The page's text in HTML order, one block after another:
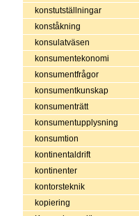
konstutställningar
konståkning
konsulatväsen
konsumentekonomi
konsumentfrågor
konsumentkunskap
konsumenträtt
konsumentupplysning
konsumtion
kontinentaldrift
kontinenter
kontorsteknik
kopiering